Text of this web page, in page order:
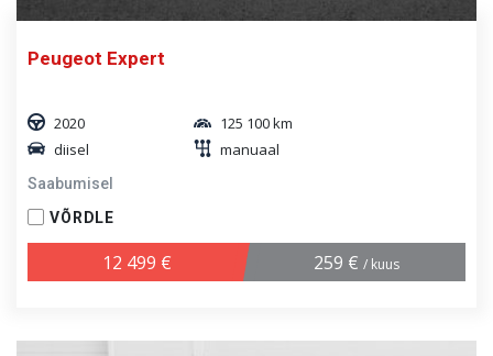
Peugeot Expert
2020
125 100 km
diisel
manuaal
Saabumisel
VÕRDLE
12 499 € 259 € / kuus